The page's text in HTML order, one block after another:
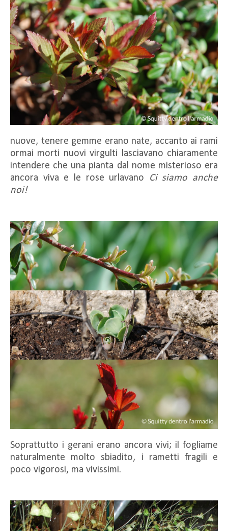
nuove, tenere gemme erano nate, accanto ai rami
ormai morti nuovi virgulti lasciavano chiaramente
intendere che una pianta dal nome misterioso era
ancora viva e le rose urlavano
Ci siamo anche
noi!
Soprattutto i gerani erano ancora vivi; il fogliame
naturalmente molto sbiadito, i rametti fragili e
poco vigorosi, ma vivissimi.